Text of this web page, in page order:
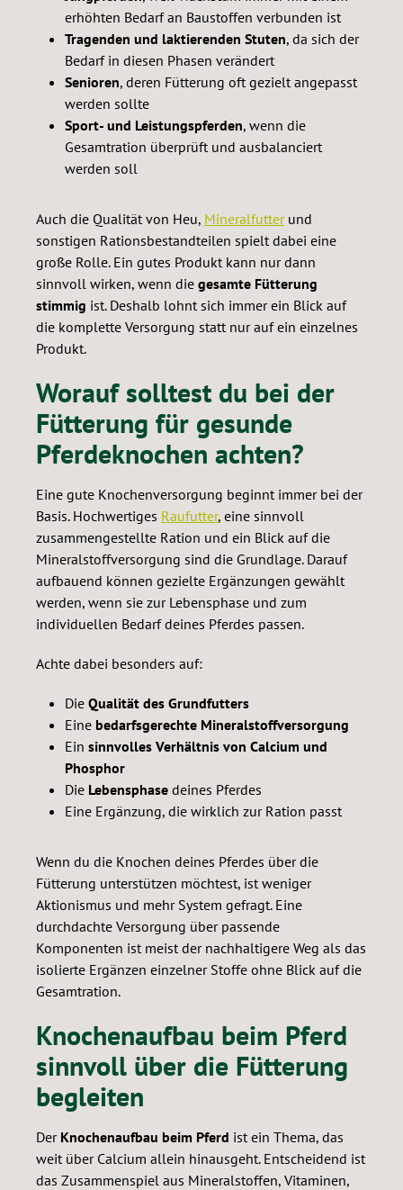
erhöhten Bedarf an Baustoffen verbunden ist
Tragenden und laktierenden Stuten, da sich der
Bedarf in diesen Phasen verändert
Senioren, deren Fütterung oft gezielt angepasst
werden sollte
Sport- und Leistungspferden, wenn die
Gesamtration überprüft und ausbalanciert
werden soll
Auch die Qualität von Heu, Mineralfutterund
sonstigen Rationsbestandteilen spielt dabei eine
große Rolle. Ein gutes Produkt kann nur dann
sinnvoll wirken, wenn die gesamte Fütterung
stimmig ist. Deshalb lohnt sich immer ein Blick auf
die komplette Versorgung statt nur auf ein einzelnes
Produkt.
Worauf solltest du bei der
Fütterung für gesunde
Pferdeknochen achten?
Eine gute Knochenversorgung beginnt immer bei der
Basis. Hochwertiges Raufutter, eine sinnvoll
zusammengestellte Ration und ein Blick auf die
Mineralstoffversorgung sind die Grundlage. Darauf
aufbauend können gezielte Ergänzungen gewählt
werden, wenn sie zur Lebensphase und zum
individuellen Bedarf deines Pferdes passen.
Achte dabei besonders auf:
Die Qualität des Grundfutters
Eine bedarfsgerechte Mineralstoffversorgung
Ein sinnvolles Verhältnis von Calcium und
Phosphor
Die Lebensphase deines Pferdes
Eine Ergänzung, die wirklich zur Ration passt
Wenn du die Knochen deines Pferdes über die
Fütterung unterstützen möchtest, ist weniger
Aktionismus und mehr System gefragt. Eine
durchdachte Versorgung über passende
Komponenten ist meist der nachhaltigere Weg als das
isolierte Ergänzen einzelner Stoffe ohne Blick auf die
Gesamtration.
Knochenaufbau beim Pferd
sinnvoll über die Fütterung
begleiten
Der Knochenaufbau beim Pferd ist ein Thema, das
weit über Calcium allein hinausgeht. Entscheidend ist
das Zusammenspiel aus Mineralstoffen, Vitaminen,